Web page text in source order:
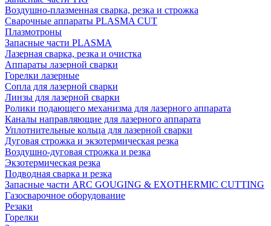
Воздушно-плазменная сварка, резка и строжка
Сварочные аппараты PLASMA CUT
Плазмотроны
Запасные части PLASMA
Лазерная сварка, резка и очистка
Аппараты лазерной сварки
Горелки лазерные
Сопла для лазерной сварки
Линзы для лазерной сварки
Ролики подающего механизма для лазерного аппарата
Каналы направляющие для лазерного аппарата
Уплотнительные кольца для лазерной сварки
Дуговая строжка и экзотермическая резка
Воздушно-дуговая строжка и резка
Экзотермическая резка
Подводная сварка и резка
Запасные части ARC GOUGING & EXOTHERMIC CUTTING
Газосварочное оборудование
Резаки
Горелки